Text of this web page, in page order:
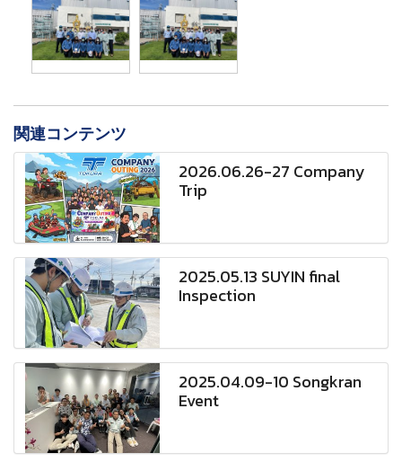
関連コンテンツ
2026.06.26-27 Company
Trip
2025.05.13 SUYIN final
Inspection
2025.04.09-10 Songkran
Event